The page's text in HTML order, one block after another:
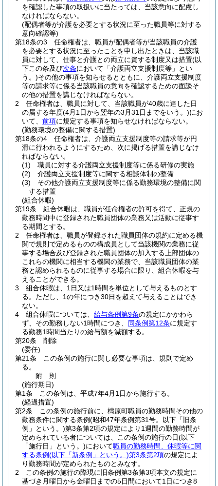
を確認した事項の取扱いに当たっては、当該意向に配慮し
なければならない。
(配偶者等が介護を必要とする状況に至った職員等に対する
意向確認等)
第18条の3
任命権者は、職員が配偶者等が当該職員の介護
を必要とする状況に至ったことを申し出たときは、当該職
員に対して、仕事と介護との両立に資する制度又は措置(以
下この条及び次条において「介護両立支援制度等」とい
う。)その他の事項を知らせるとともに、介護両立支援制度
等の請求等に係る当該職員の意向を確認するための面談そ
の他の措置を講じなければならない。
2
任命権者は、職員に対して、当該職員が40歳に達した日
の属する年度(4月1日から翌年の3月31日までをいう。)にお
いて、 前項に規定する事項を知らせなければならない。
(勤務環境の整備に関する措置)
第18条の4
任命権者は、介護両立支援制度等の請求等が円
滑に行われるようにするため、次に掲げる措置を講じなけ
ればならない。
(1)
職員に対する介護両立支援制度等に係る研修の実施
(2)
介護両立支援制度等に関する相談体制の整備
(3)
その他介護両立支援制度等に係る勤務環境の整備に関
する措置
(組合休暇)
第19条
組合休暇は、職員が任命権者の許可を得て、正規の
勤務時間中に登録された職員団体の業務又は活動に従事す
る期間とする。
2
任命権者は、職員が登録された職員団体の規約に定める機
関で規則で定めるものの構成員として当該機関の業務に従
事する場合及び登録された職員団体の加入する上部団体の
これらの機関に相当する機関の業務で、当該職員団体の業
務と認められるものに従事する場合に限り、組合休暇を与
えることができる。
3
組合休暇は、1日又は1時間を単位として与えるものとす
る。 ただし、1の年につき30日を超えて与えることはでき
ない。
4
組合休暇については、 給与条例第9条の規定にかかわら
ず、その勤務しない1時間につき、 同条例第12条に規定す
る勤務1時間当たりの給与額を減額する。
第20条
削除
(委任)
第21条
この条例の施行に関し必要な事項は、規則で定め
る。
附 則
(施行期日)
第1条
この条例は、平成7年4月1日から施行する。
(経過措置)
第2条
この条例の施行前に、檮原町職員の勤務時間その他の
勤務条件に関する条例(昭和47年条例第31号。以下「旧条
例」という。)第3条第2項の規定により1週間の勤務時間が
定められている者については、この条例の施行の日(以下
「施行日」という。)において職員の勤務時間、休暇等に関
する条例(以下「新条例」という。)第3条第2項の規定によ
り勤務時間が定められたものとみなす。
2
この条例の施行の際現に旧条例第3条第3項本文の規定に
基づき月曜日から金曜日までの5日間において1日につき8